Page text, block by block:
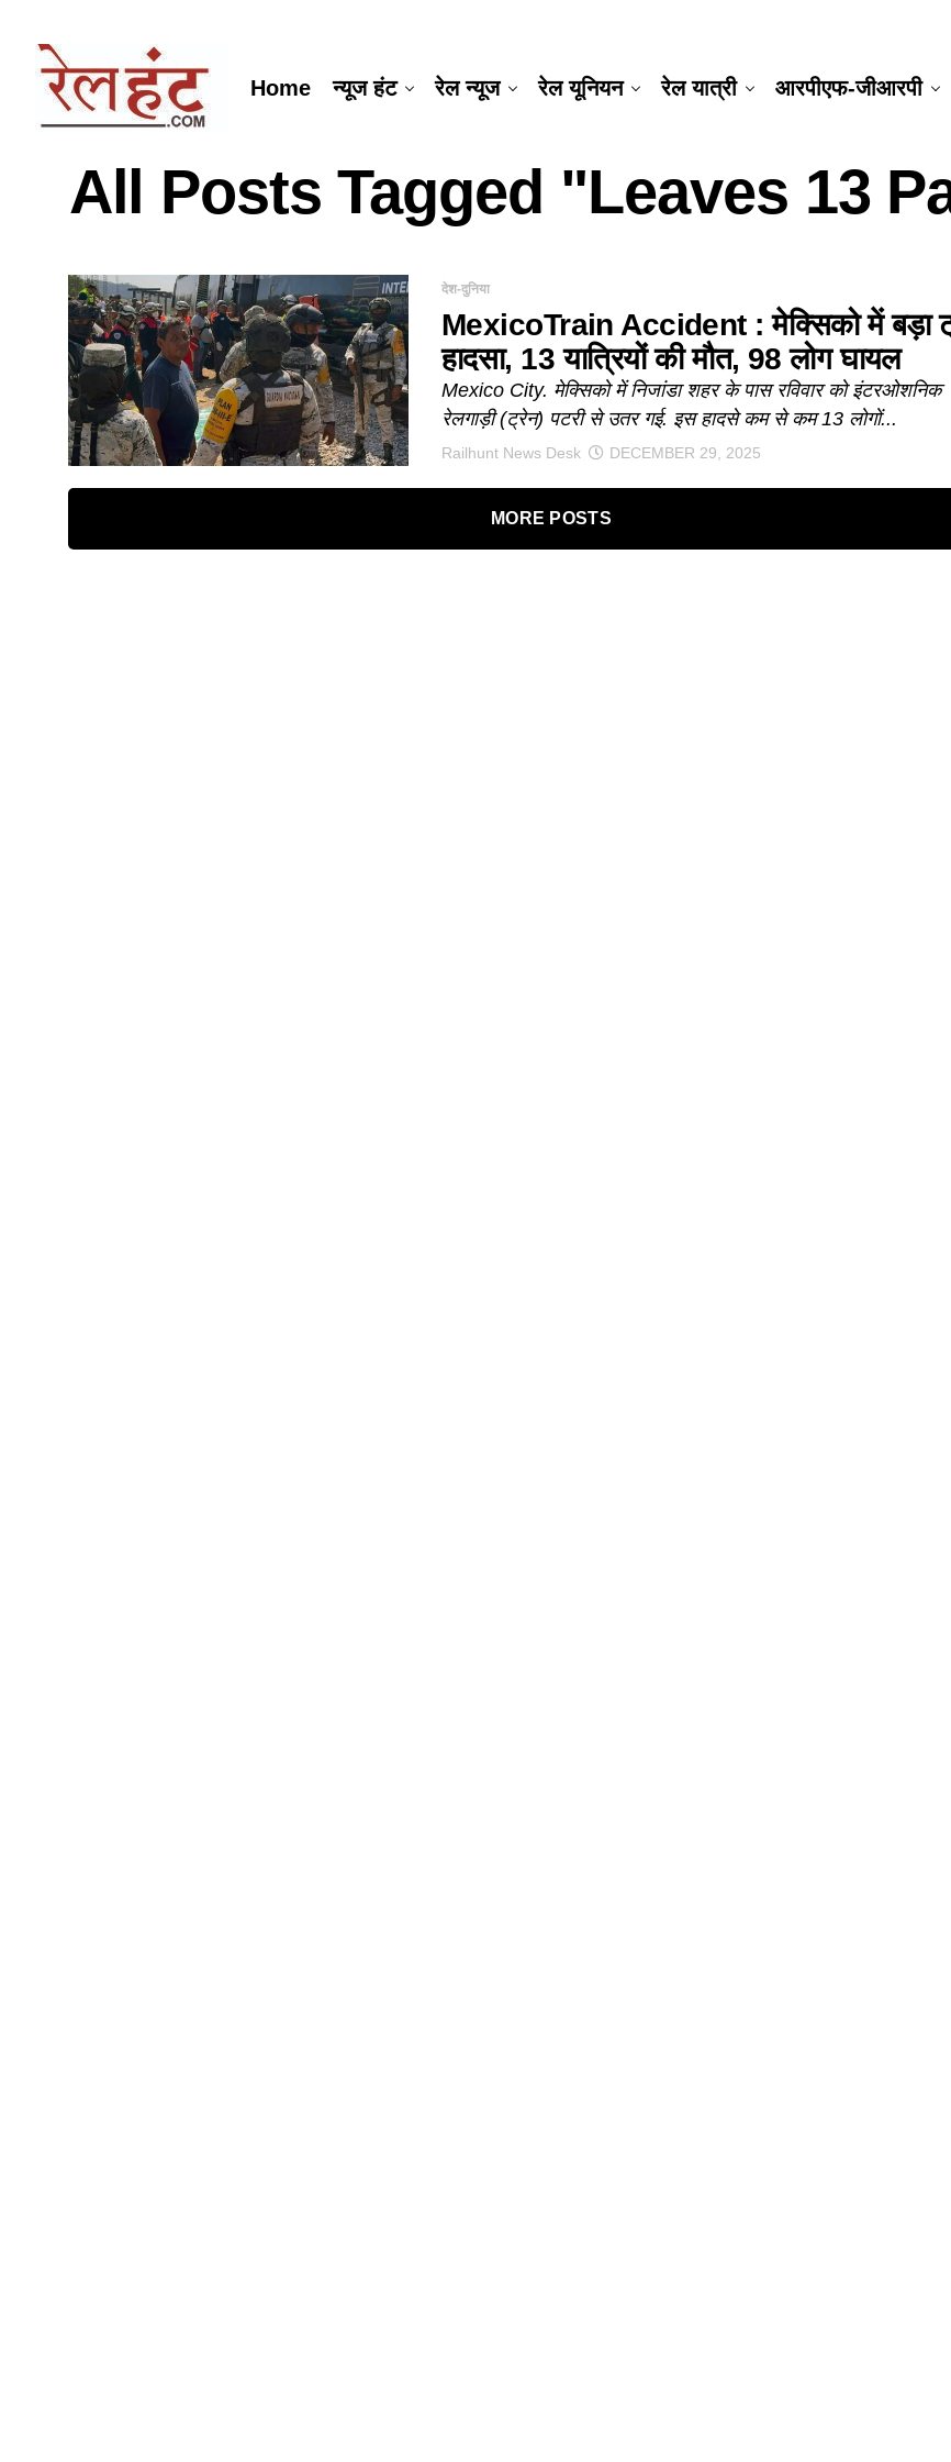
Home न्यूज हंट रेल न्यूज रेल यूनियन रेल यात्री आरपीएफ-जीआरपी
All Posts Tagged "leaves 13
देश-दुनिया
MexicoTrain Accident : मेक्सिको में बड़ा
हादसा, 13 यात्रियों की मौत, 98 लोग घायल
Mexico City. मेक्सिको में निजांडा शहर के पास रविवार को इंटरओशनिक
रेलगाड़ी (ट्रेन) पटरी से उतर गई. इस हादसे कम से कम 13 लोगों...
Railhunt News Desk DECEMBER 29, 2025
MORE POSTS